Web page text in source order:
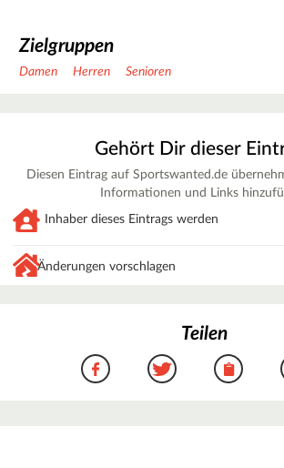
Zielgruppen
Damen Herren Senioren
Gehört Dir dieser
Diesen Eintrag auf Sportswanted.de
Informationen und Links
Inhaber dieses Eintrags werden
Änderungen vorschlagen
Teilen